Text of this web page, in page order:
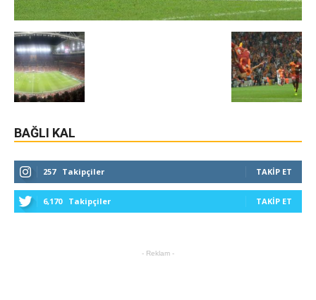
BAĞLI KAL
257 Takipçiler TAKIP ET
6,170 Takipçiler TAKIP ET
- Reklam -